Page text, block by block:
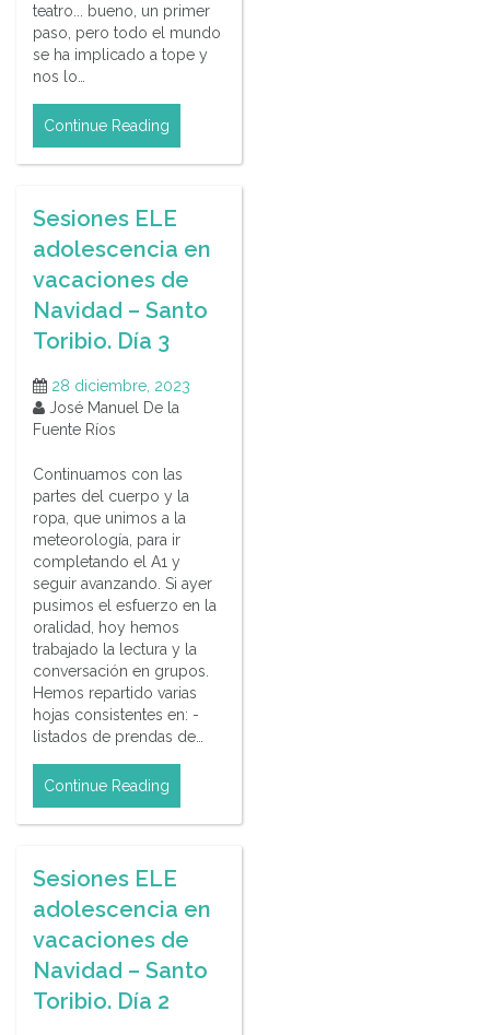
teatro... bueno, un primer
paso, pero todo el mundo
se ha implicado a tope y
nos lo…
Continue Reading
Sesiones ELE
adolescencia en
vacaciones de
Navidad – Santo
Toribio. Día 3
28 diciembre, 2023
José Manuel De la
Fuente Ríos
Continuamos con las
partes del cuerpo y la
ropa, que unimos a la
meteorología, para ir
completando el A1 y
seguir avanzando. Si ayer
pusimos el esfuerzo en la
oralidad, hoy hemos
trabajado la lectura y la
conversación en grupos.
Hemos repartido varias
hojas consistentes en: -
listados de prendas de…
Continue Reading
Sesiones ELE
adolescencia en
vacaciones de
Navidad – Santo
Toribio. Día 2